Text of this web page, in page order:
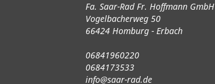
Fa. Saar-Rad Fr. Hoffmann GmbH
Vogelbacherweg 50
66424 Homburg - Erbach
06841960220
0684173533
info@saar-rad.de